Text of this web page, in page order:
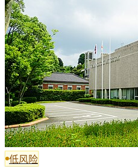
低风险